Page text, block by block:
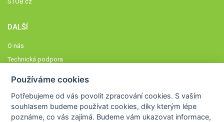
DALŠÍ
O nás
Technická podpora
Členové STOBklubu
Zásady nakládání s osobními údaji
Používáme cookies
Potřebujeme od vás povolit zpracování cookies. S vaším
souhlasem budeme používat cookies, díky kterým lépe
poznáme,co vás zajímá. Budeme vám ukazovat informace,